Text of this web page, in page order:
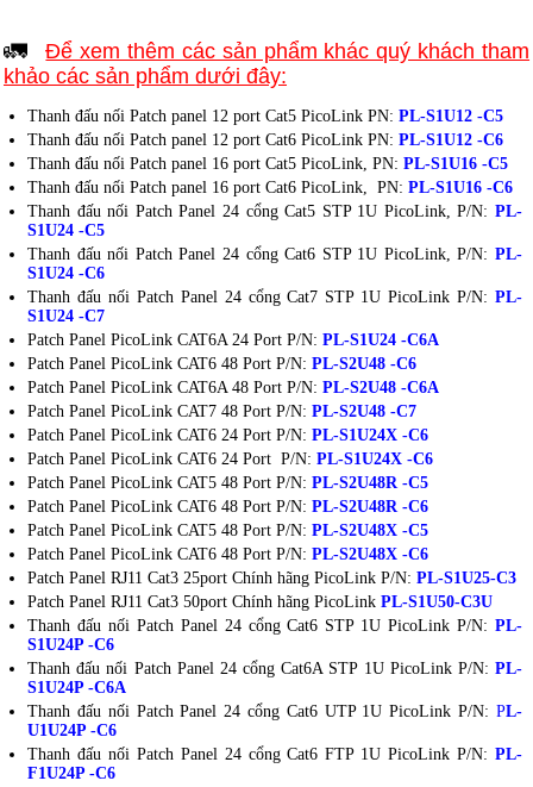
🚛
Để xem thêm các sản phẩm khác quý khách tham
khảo các sản phẩm dưới đây:
Thanh đấu nối Patch panel 12 port Cat5 PicoLink PN: PL-S1U12 -C5
Thanh đấu nối Patch panel 12 port Cat6 PicoLink PN: PL-S1U12 -C6
Thanh đấu nối Patch panel 16 port Cat5 PicoLink, PN: PL-S1U16 -C5
Thanh đấu nối Patch panel 16 port Cat6 PicoLink, PN: PL-S1U16 -C6
Thanh đấu nối Patch Panel 24 cổng Cat5 STP 1U PicoLink, P/N: PL-
S1U24 -C5
Thanh đấu nối Patch Panel 24 cổng Cat6 STP 1U PicoLink, P/N: PL-
S1U24 -C6
Thanh đấu nối Patch Panel 24 cổng Cat7 STP 1U PicoLink P/N: PL-
S1U24 -C7
Patch Panel PicoLink CAT6A 24 Port P/N: PL-S1U24 -C6A
Patch Panel PicoLink CAT6 48 Port P/N: PL-S2U48 -C6
Patch Panel PicoLink CAT6A 48 Port P/N: PL-S2U48 -C6A
Patch Panel PicoLink CAT7 48 Port P/N: PL-S2U48 -C7
Patch Panel PicoLink CAT6 24 Port P/N: PL-S1U24X -C6
Patch Panel PicoLink CAT6 24 Port P/N: PL-S1U24X -C6
Patch Panel PicoLink CAT5 48 Port P/N: PL-S2U48R -C5
Patch Panel PicoLink CAT6 48 Port P/N: PL-S2U48R -C6
Patch Panel PicoLink CAT5 48 Port P/N: PL-S2U48X -C5
Patch Panel PicoLink CAT6 48 Port P/N: PL-S2U48X -C6
Patch Panel RJ11 Cat3 25port Chính hãng PicoLink P/N: PL-S1U25-C3
Patch Panel RJ11 Cat3 50port Chính hãng PicoLink PL-S1U50-C3U
Thanh đấu nối Patch Panel 24 cổng Cat6 STP 1U PicoLink P/N: PL-
S1U24P -C6
Thanh đấu nối Patch Panel 24 cổng Cat6A STP 1U PicoLink P/N: PL-
S1U24P -C6A
Thanh đấu nối Patch Panel 24 cổng Cat6 UTP 1U PicoLink P/N: PL-
U1U24P -C6
Thanh đấu nối Patch Panel 24 cổng Cat6 FTP 1U PicoLink P/N: PL-
F1U24P -C6